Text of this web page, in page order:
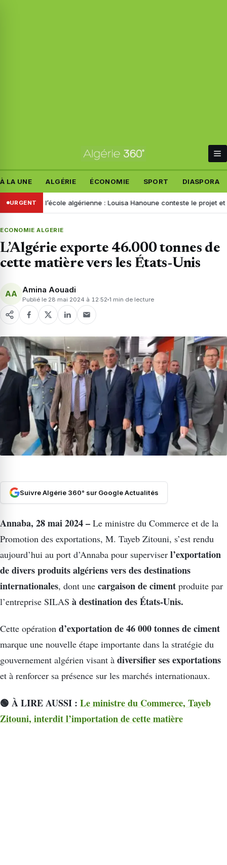
À LA UNE ALGÉRIE ÉCONOMIE SPORT DIASPORA
URGENT
de l’école algérienne : Louisa Hanoune conteste le projet et appelle
ECONOMIE ALGERIE
L’Algérie exporte 46.000 tonnes de
cette matière vers les États-Unis
AA Amina Aouadi
Publié le 28 mai 2024 à 12:52 1 min de lecture
Suivre Algérie 360° sur Google Actualités
Annaba, 28 mai 2024 – Le ministre du Commerce et de la
Promotion des exportations, M. Tayeb Zitouni, s’est rendu
aujourd’hui au port d’Annaba pour superviser l’exportation
de divers produits algériens vers des destinations
internationales, dont une cargaison de ciment produite par
l’entreprise SILAS à destination des États-Unis.
Cette opération d’exportation de 46 000 tonnes de ciment
marque une nouvelle étape importante dans la stratégie du
gouvernement algérien visant à diversifier ses exportations
et à renforcer sa présence sur les marchés internationaux.
🟢 À LIRE AUSSI : Le ministre du Commerce, Tayeb
Zitouni, interdit l’importation de cette matière